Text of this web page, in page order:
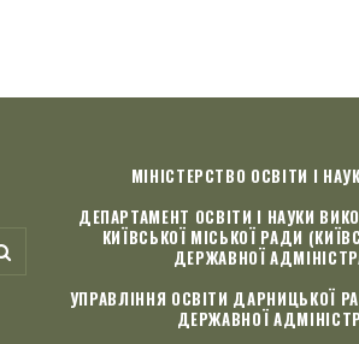
МІНІСТЕРСТВО ОСВІТИ І
ДЕПАРТАМЕНТ ОСВІТИ І НАУКИ
КИЇВСЬКОЇ МІСЬКОЇ РАДИ
ДЕРЖАВНОЇ
УПРАВЛІННЯ ОСВІТИ ДАРНИЦЬКОЇ
ДЕРЖАВНОЇ